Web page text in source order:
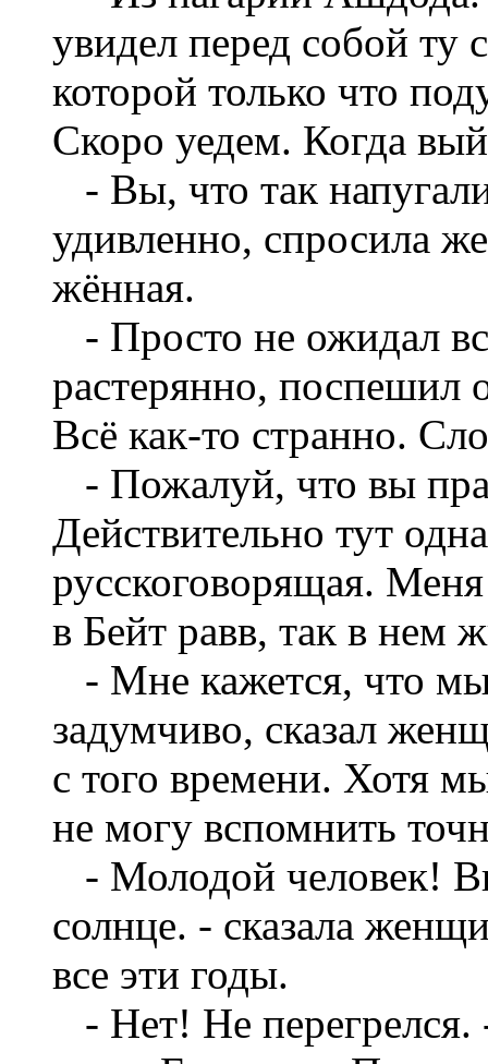
увидел перед собой
которой только что
Скоро уедем. Когда
- Вы, что так
удивленно, спросила
жённая.
- Просто не ожидал
растерянно, поспешил
Всё как-то странно.
- Пожалуй, что вы
Действительно тут
русскоговорящая.
в Бейт равв, так в нем
- Мне кажется, что
задумчиво, сказал
с того времени. Хотя
не могу вспомнить
- Молодой человек!
солнце. - сказала
все эти годы.
- Нет! Не перегрелся.